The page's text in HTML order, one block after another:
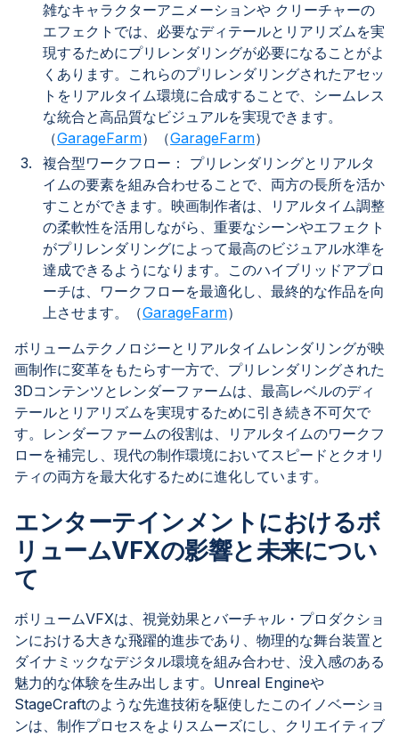
雑なキャラクターアニメーションや クリーチャーの
エフェクトでは、必要なディテールとリアリズムを実
現するためにプリレンダリングが必要になることがよ
くあります。これらのプリレンダリングされたアセッ
トをリアルタイム環境に合成することで、シームレス
な統合と高品質なビジュアルを実現できます。
（GarageFarm）（GarageFarm）
複合型ワークフロー： プリレンダリングとリアルタ
イムの要素を組み合わせることで、両方の長所を活か
すことができます。映画制作者は、リアルタイム調整
の柔軟性を活用しながら、重要なシーンやエフェクト
がプリレンダリングによって最高のビジュアル水準を
達成できるようになります。このハイブリッドアプロ
ーチは、ワークフローを最適化し、最終的な作品を向
上させます。（GarageFarm）
ボリュームテクノロジーとリアルタイムレンダリングが映
画制作に変革をもたらす一方で、プリレンダリングされた
3Dコンテンツとレンダーファームは、最高レベルのディ
テールとリアリズムを実現するために引き続き不可欠で
す。レンダーファームの役割は、リアルタイムのワークフ
ローを補完し、現代の制作環境においてスピードとクオリ
ティの両方を最大化するために進化しています。
エンターテインメントにおけるボ
リュームVFXの影響と未来につい
て
ボリュームVFXは、視覚効果とバーチャル・プロダクショ
ンにおける大きな飛躍的進歩であり、物理的な舞台装置と
ダイナミックなデジタル環境を組み合わせ、没入感のある
魅力的な体験を生み出します。Unreal Engineや
StageCraftのような先進技術を駆使したこのイノベーショ
ンは、制作プロセスをよりスムーズにし、クリエイティブ